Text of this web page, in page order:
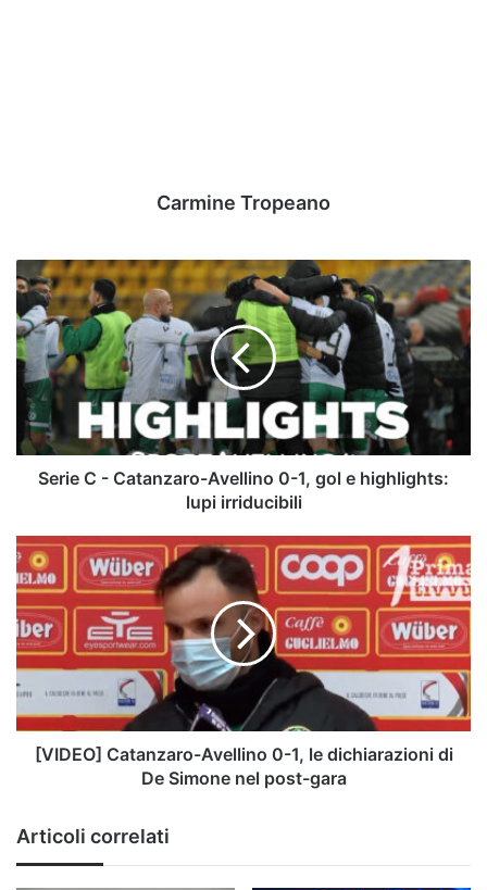
Carmine Tropeano
Serie
C
-
Catanzaro-
Avellino
0-
gol
e
highlights:
Serie C - Catanzaro-Avellino 0-1, gol e highlights:
lupi irriducibili
[VIDEO]
Catanzaro-
Avellino
0-
1,
le
dichiarazioni
De
Simone
[VIDEO] Catanzaro-Avellino 0-1, le dichiarazioni di
De Simone nel post-gara
Articoli correlati